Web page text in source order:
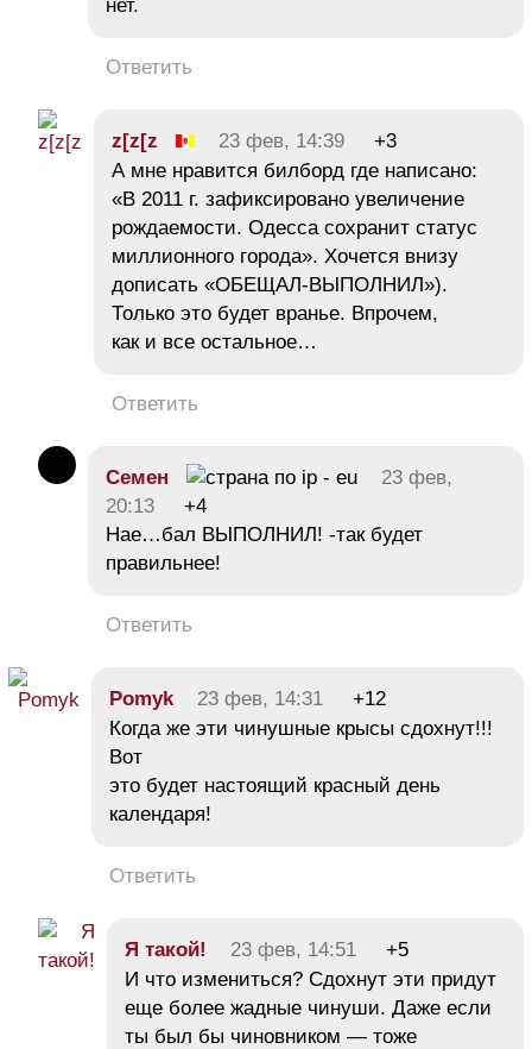
нет.
Ответить
z[z[z 23 фев, 14:39
+3
А мне нравится билборд где написано:
«В 2011 г. зафиксировано увеличение
рождаемости. Одесса сохранит статус
миллионного города». Хочется внизу
дописать «ОБЕЩАЛ-ВЫПОЛНИЛ»).
Только это будет вранье. Впрочем,
как и все остальное…
Ответить
Семен
23 фев,
20:13
+4
Нае…бал ВЫПОЛНИЛ! -так будет
правильнее!
Ответить
Pomyk 23 фев, 14:31
+12
Когда же эти чинушные крысы сдохнут!!!
Вот
это будет настоящий красный день
календаря!
Ответить
Я такой! 23 фев, 14:51
+5
И что измениться? Сдохнут эти придут
еще более жадные чинуши. Даже если
ты был бы чиновником — тоже